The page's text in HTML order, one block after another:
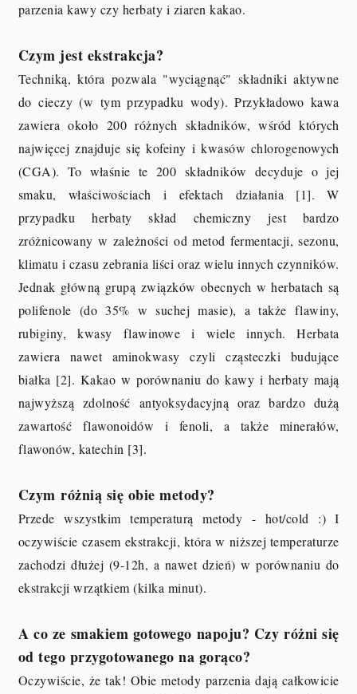
parzenia kawy czy herbaty i ziaren kakao.
Czym jest ekstrakcja?
Techniką, która pozwala "wyciągnąć" składniki aktywne
do cieczy (w tym przypadku wody). Przykładowo kawa
zawiera około 200 różnych składników, wśród których
najwięcej znajduje się kofeiny i kwasów chlorogenowych
(CGA). To właśnie te 200 składników decyduje o jej
smaku, właściwościach i efektach działania [1]. W
przypadku herbaty skład chemiczny jest bardzo
zróżnicowany w zależności od metod fermentacji, sezonu,
klimatu i czasu zebrania liści oraz wielu innych czynników.
Jednak główną grupą związków obecnych w herbatach są
polifenole (do 35% w suchej masie), a także flawiny,
rubiginy, kwasy flawinowe i wiele innych. Herbata
zawiera nawet aminokwasy czyli cząsteczki budujące
białka [2]. Kakao w porównaniu do kawy i herbaty mają
najwyższą zdolność antyoksydacyjną oraz bardzo dużą
zawartość flawonoidów i fenoli, a także minerałów,
flawonów, katechin [3].
Czymróżnią się obie metody?
Przede wszystkim temperaturą metody - hot/cold :) I
oczywiście czasem ekstrakcji, która w niższej temperaturze
zachodzi dłużej (9-12h, a nawet dzień) w porównaniu do
ekstrakcji wrzątkiem (kilka minut).
A co ze smakiem gotowego napoju? Czy różni się
od tego przygotowanego na gorąco?
Oczywiście, że tak! Obie metody parzenia dają całkowicie